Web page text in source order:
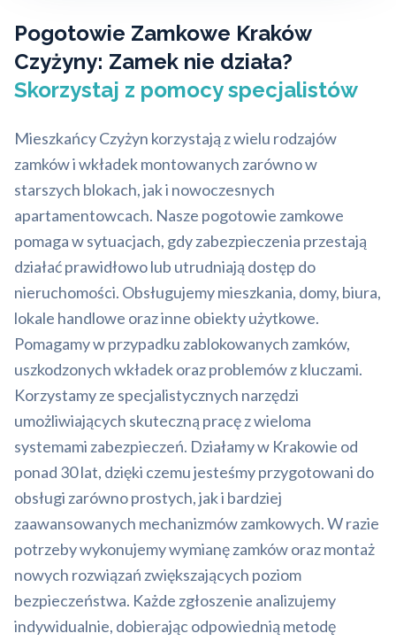
Pogotowie Zamkowe Kraków
Czyżyny: Zamek nie działa?
Skorzystaj z pomocy specjalistów
Mieszkańcy Czyżyn korzystają z wielu rodzajów
zamków i wkładek montowanych zarówno w
starszych blokach, jak i nowoczesnych
apartamentowcach. Nasze pogotowie zamkowe
pomaga w sytuacjach, gdy zabezpieczenia przestają
działać prawidłowo lub utrudniają dostęp do
nieruchomości. Obsługujemy mieszkania, domy, biura,
lokale handlowe oraz inne obiekty użytkowe.
Pomagamy w przypadku zablokowanych zamków,
uszkodzonych wkładek oraz problemów z kluczami.
Korzystamy ze specjalistycznych narzędzi
umożliwiających skuteczną pracę z wieloma
systemami zabezpieczeń. Działamy w Krakowie od
ponad 30 lat, dzięki czemu jesteśmy przygotowani do
obsługi zarówno prostych, jak i bardziej
zaawansowanych mechanizmów zamkowych. W razie
potrzeby wykonujemy wymianę zamków oraz montaż
nowych rozwiązań zwiększających poziom
bezpieczeństwa. Każde zgłoszenie analizujemy
indywidualnie, dobierając odpowiednią metodę